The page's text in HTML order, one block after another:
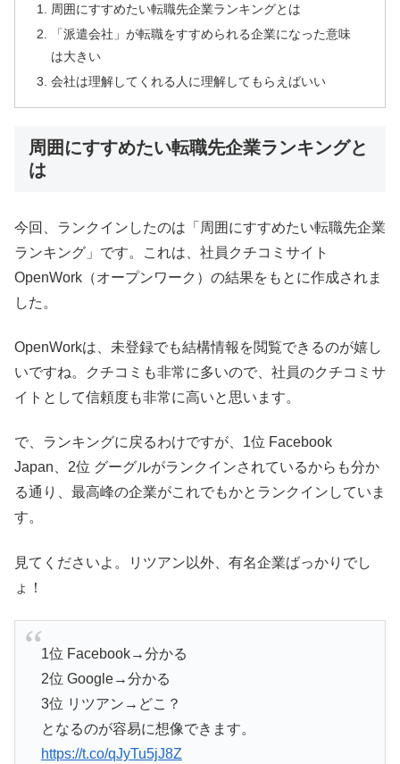
周囲にすすめたい転職先企業ランキングとは
「派遣会社」が転職をすすめられる企業になった意味
は大きい
会社は理解してくれる人に理解してもらえばいい
周囲にすすめたい転職先企業ランキングと
は
今回、ランクインしたのは「周囲にすすめたい転職先企業
ランキング」です。これは、社員クチコミサイト
OpenWork（オープンワーク）の結果をもとに作成されま
した。
OpenWorkは、未登録でも結構情報を閲覧できるのが嬉し
いですね。クチコミも非常に多いので、社員のクチコミサ
イトとして信頼度も非常に高いと思います。
で、ランキングに戻るわけですが、1位 Facebook
Japan、2位 グーグルがランクインされているからも分か
る通り、最高峰の企業がこれでもかとランクインしていま
す。
見てくださいよ。リツアン以外、有名企業ばっかりでし
ょ！
1位 Facebook→分かる
2位 Google→分かる
3位 リツアン→どこ？
となるのが容易に想像できます。
https://t.co/qJyTu5jJ8Z